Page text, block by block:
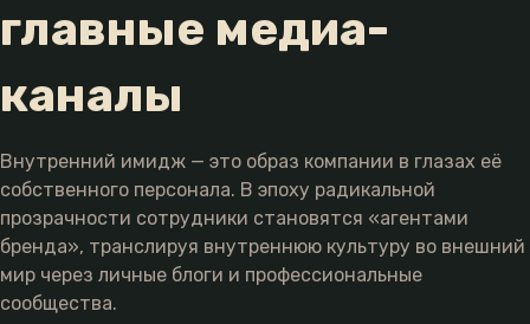
главные медиа-
каналы
Внутренний имидж — это образ компании в глазах её
собственного персонала. В эпоху радикальной
прозрачности сотрудники становятся «агентами
бренда», транслируя внутреннюю культуру во внешний
мир через личные блоги и профессиональные
сообщества.